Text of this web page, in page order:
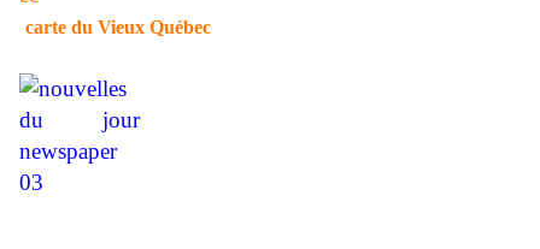
carte du Vieux Québec